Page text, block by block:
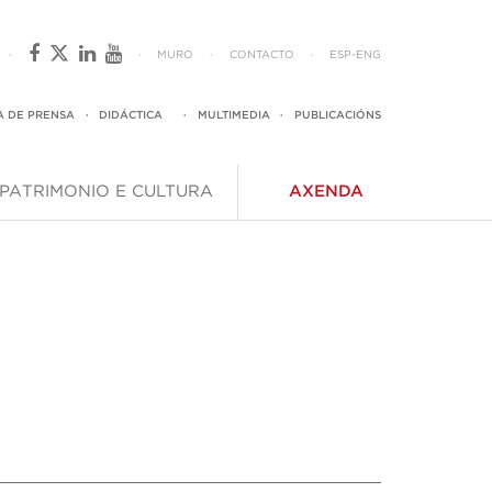
· · MURO · CONTACTO · ESP - ENG
DE PRENSA · DIDÁCTICA · MULTIMEDIA · PUBLICACIÓNS
PATRIMONIO E CULTURA AXENDA